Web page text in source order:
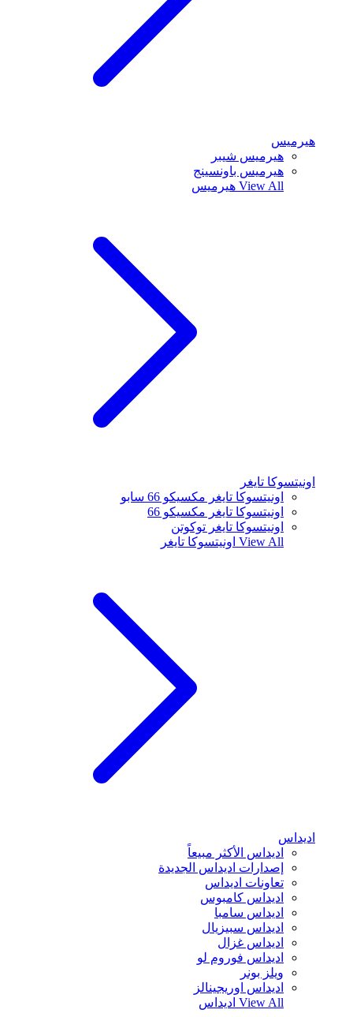
هيرميس
هيرميس شيبر
هيرميس باونسينج
View All هيرميس
اونيتسوكا تايغر
اونيتسوكا تايغر مكسيكو 66 سابو
اونيتسوكا تايغر مكسيكو 66
اونيتسوكا تايغر توكوتن
View All اونيتسوكا تايغر
اديداس
اديداس الأكثر مبيعاً
إصدارات اديداس الجديدة
تعاونات اديداس
اديداس كامبوس
اديداس سامبا
اديداس سبيزيال
اديداس غزال
اديداس فوروم لو
ويلز بونر
اديداس اوريجينالز
View All اديداس